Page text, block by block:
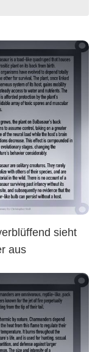
sieht
aus